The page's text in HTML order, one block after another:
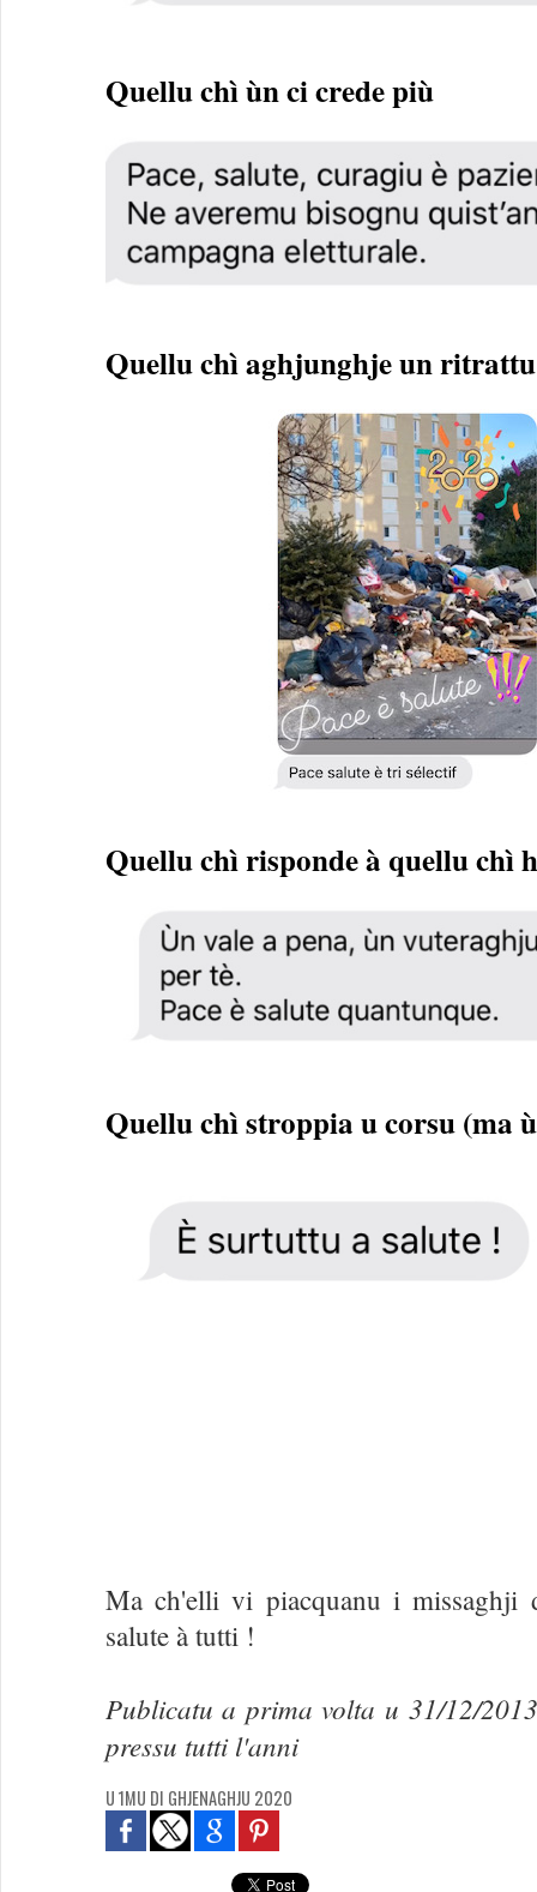
Quellu chì ùn ci crede più
Quellu chì aghjunghje un ritrattu
Quellu chì risponde à quellu chì
Quellu chì stroppia u corsu (ma
Ma ch'elli vi piacquanu i missaghji
salute à tutti !
Publicatu a prima volta u 31/12/
pressu tutti l'anni
U 1MU DI GHJENAGHJU 2020